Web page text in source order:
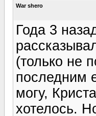
War shero
Года 3
(только не
последним
могу,
хотелось.